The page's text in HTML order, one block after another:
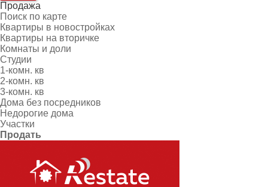
Продажа
Поиск по карте
Квартиры в новостройках
Квартиры на вторичке
Комнаты и доли
Студии
1-комн. кв
2-комн. кв
3-комн. кв
Дома без посредников
Недорогие дома
Участки
Продать